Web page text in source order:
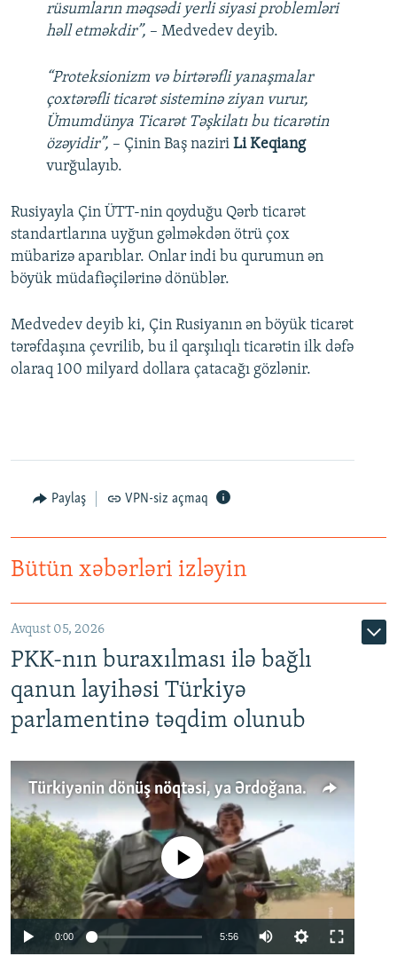
rüsumların məqsədi yerli siyasi problemləri
həll etməkdir”, – Medvedev deyib.
“Proteksionizm və birtərəfli yanaşmalar
çoxtərəfli ticarət sisteminə ziyan vurur,
Ümumdünya Ticarət Təşkilatı bu ticarətin
özəyidir”, – Çinin Baş naziri Li Keqiang
vurğulayıb.
Rusiyayla Çin ÜTT-nin qoyduğu Qərb ticarət
standartlarına uyğun gəlməkdən ötrü çox
mübarizə aparıblar. Onlar indi bu qurumun ən
böyük müdafiəçilərinə dönüblər.
Medvedev deyib ki, Çin Rusiyanın ən böyük ticarət
tərəfdaşına çevrilib, bu il qarşılıqlı ticarətin ilk dəfə
olaraq 100 milyard dollara çatacağı gözlənir.
Paylaş VPN-siz açmaq
Bütün xəbərləri izləyin
Avqust 05, 2026
PKK-nın buraxılması ilə bağlı
qanun layihəsi Türkiyə
parlamentinə təqdim olunub
Türkiyənin dönüş nöqtəsi, ya Ərdoğana üçüncü şans: PKK ilə qəfil barışıq nə deməkdir?
No media source currently available
0:00 5:56